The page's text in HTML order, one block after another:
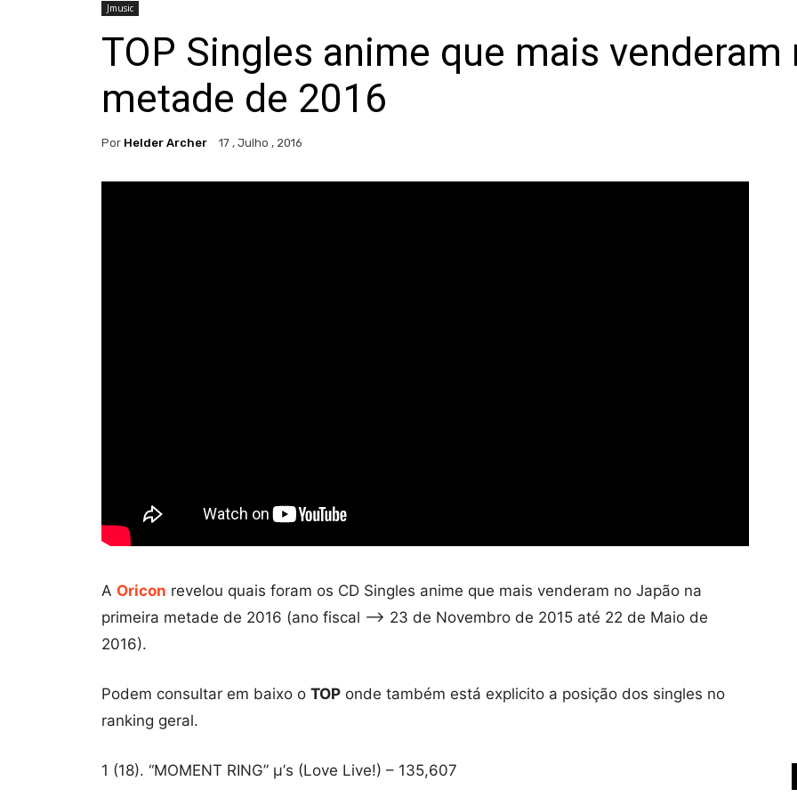
Jmusic
TOP Singles anime que mais venderam
metade de 2016
Por Helder Archer 17 , Julho , 2016
A Oricon revelou quais foram os CD Singles anime que mais venderam no Japão na
primeira metade de 2016 (ano fiscal –> 23 de Novembro de 2015 até 22 de Maio de
2016).
Podem consultar em baixo o TOP onde também está explicito a posição dos singles no
ranking geral.
1 (18). “MOMENT RING” μ’s (Love Live!) – 135,607